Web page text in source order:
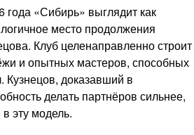
года «Сибирь» выглядит как
место продолжения
Клуб целенаправленно строит
и опытных мастеров, способных
Кузнецов, доказавший в
делать партнёров сильнее,
эту модель.